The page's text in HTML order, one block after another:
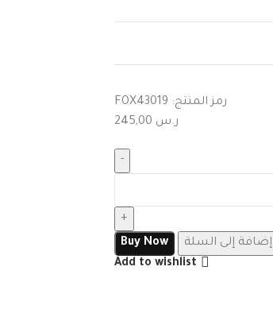
رمز المنتج: FOX43019
ر.س
إضافة إلى السلة
Buy Now
Add to wishlist